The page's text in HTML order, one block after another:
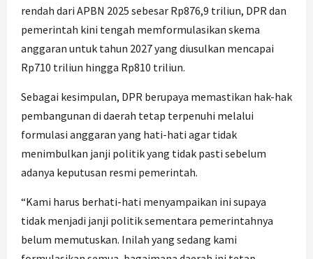
rendah dari APBN 2025 sebesar Rp876,9 triliun, DPR dan
pemerintah kini tengah memformulasikan skema
anggaran untuk tahun 2027 yang diusulkan mencapai
Rp710 triliun hingga Rp810 triliun.
Sebagai kesimpulan, DPR berupaya memastikan hak-hak
pembangunan di daerah tetap terpenuhi melalui
formulasi anggaran yang hati-hati agar tidak
menimbulkan janji politik yang tidak pasti sebelum
adanya keputusan resmi pemerintah.
“Kami harus berhati-hati menyampaikan ini supaya
tidak menjadi janji politik sementara pemerintahnya
belum memutuskan. Inilah yang sedang kami